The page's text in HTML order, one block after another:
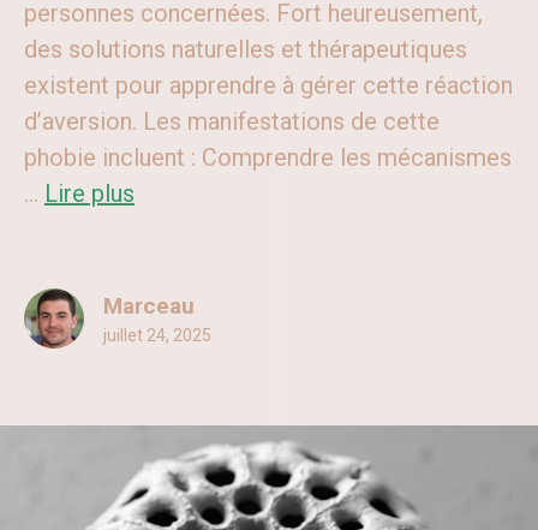
personnes concernées. Fort heureusement,
des solutions naturelles et thérapeutiques
existent pour apprendre à gérer cette réaction
d’aversion. Les manifestations de cette
phobie incluent : Comprendre les mécanismes
... Lire plus
Marceau
juillet 24, 2025